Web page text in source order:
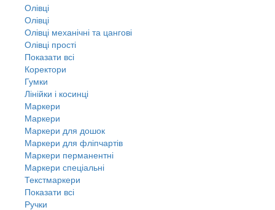
Олівці
Олівці
Олівці механічні та цангові
Олівці прості
Показати всі
Коректори
Гумки
Лінійки і косинці
Маркери
Маркери
Маркери для дошок
Маркери для фліпчартів
Маркери перманентні
Маркери спеціальні
Текстмаркери
Показати всі
Ручки